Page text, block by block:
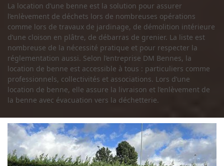
La location d’une benne est la solution pour assurer
l’enlèvement de déchets lors de nombreuses opérations
comme lors de travaux de jardinage, de démolition intérieure
d’une cloison en plâtre, de débarras de grenier. La liste est
nombreuse de la nécessité pratique et pour respecter la
réglementation aussi. Selon l’entreprise DM Bennes, la
location de benne est accessible à tous : particuliers comme
professionnels, collectivités et associations. Lors d’une
location de benne, elle assure la livraison et l’enlèvement de
la benne avec évacuation vers la déchetterie.